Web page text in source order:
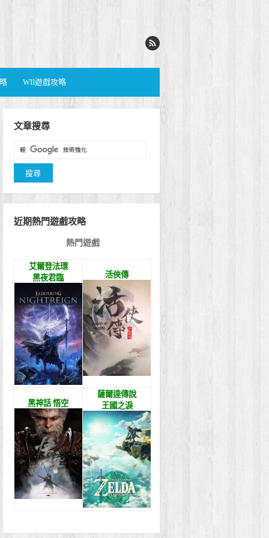
WII遊戲攻略
文章搜尋
近期熱門遊戲攻略
熱門遊戲
艾爾登法環
黑夜君臨
活俠傳
黑神話 悟空
薩爾達傳說
王國之淚